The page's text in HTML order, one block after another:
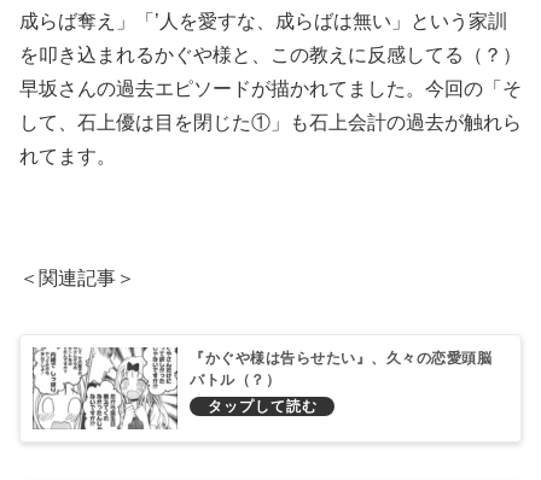
成らば奪え」「’人を愛すな、成らばは無い」という家訓
を叩き込まれるかぐや様と、この教えに反感してる（？）
早坂さんの過去エピソードが描かれてました。今回の「そ
して、石上優は目を閉じた①」も石上会計の過去が触れら
れてます。
＜関連記事＞
『かぐや様は告らせたい』、久々の恋愛頭脳
バトル（？）